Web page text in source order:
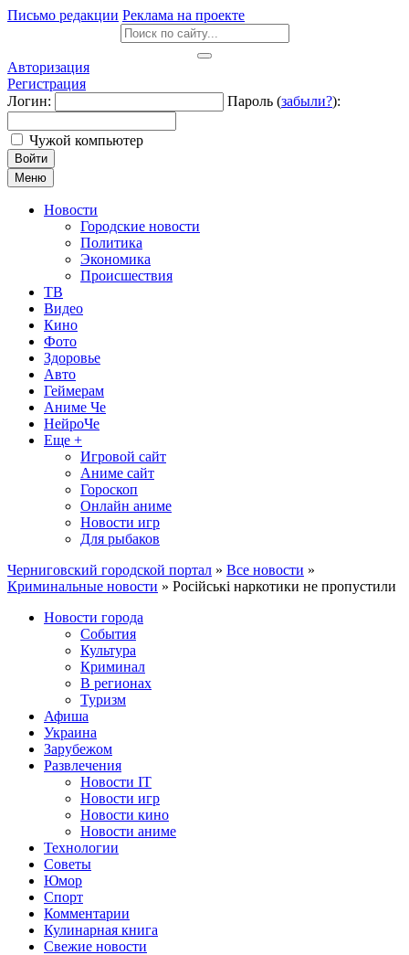
Письмо редакции Реклама на проекте
Авторизация
Регистрация
Логин:
Пароль (забыли?):
Чужой компьютер
Войти
Меню
Новости
Городские новости
Политика
Экономика
Происшествия
ТВ
Видео
Кино
Фото
Здоровье
Авто
Геймерам
Аниме Че
НейроЧе
Еще +
Игровой сайт
Аниме сайт
Гороскоп
Онлайн аниме
Новости игр
Для рыбаков
Черниговский городской портал » Все новости »
Криминальные новости » Російські наркотики не пропустили
Новости города
События
Культура
Криминал
В регионах
Туризм
Афиша
Украина
Зарубежом
Развлечения
Новости IT
Новости игр
Новости кино
Новости аниме
Технологии
Советы
Юмор
Спорт
Комментарии
Кулинарная книга
Свежие новости